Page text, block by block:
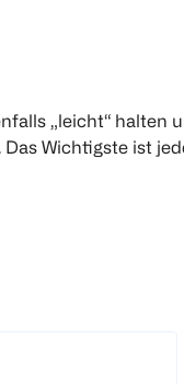
„leicht“ halten
Wichtigste ist